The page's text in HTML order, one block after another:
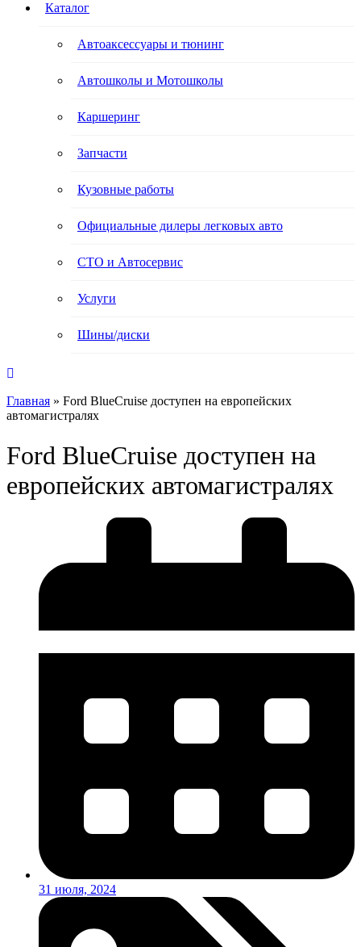
Каталог
Автоакcессуары и тюнинг
Автошколы и Мотошколы
Каршеринг
Запчасти
Кузовные работы
Официальные дилеры легковых авто
СТО и Автосервис
Услуги
Шины/диски
Главная » Ford BlueCruise доступен на европейских
автомагистралях
Ford BlueCruise доступен на
европейских автомагистралях
31 июля, 2024